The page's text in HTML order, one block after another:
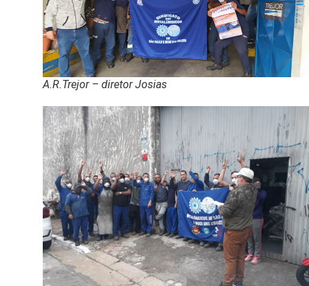
A.R.Trejor – diretor Josias